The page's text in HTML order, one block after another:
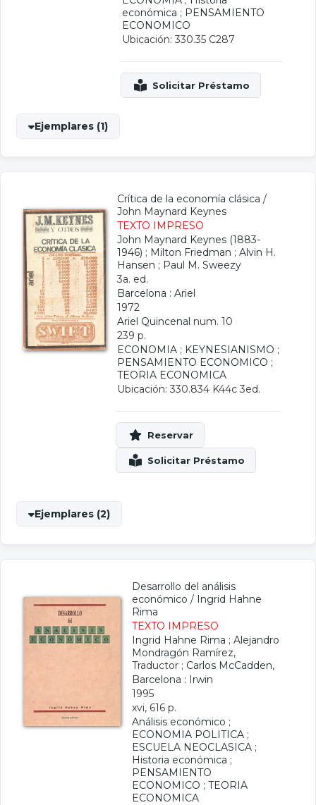
económica ; PENSAMIENTO
ECONOMICO
Ubicación: 330.35 C287
Ejemplares (1)
Crítica de la economía clásica /
John Maynard Keynes
TEXTO IMPRESO
John Maynard Keynes (1883-
1946) ; Milton Friedman ; Alvin H.
Hansen ; Paul M. Sweezy
3a. ed.
Barcelona : Ariel
1972
Ariel Quincenal num. 10
239 p.
ECONOMIA ; KEYNESIANISMO ;
PENSAMIENTO ECONOMICO ;
TEORIA ECONOMICA
Ubicación: 330.834 K44c 3ed.
Ejemplares (2)
Desarrollo del análisis
económico / Ingrid Hahne
Rima
TEXTO IMPRESO
Ingrid Hahne Rima ; Alejandro
Mondragón Ramírez,
Traductor ; Carlos McCadden,
Barcelona : Irwin
1995
xvi, 616 p.
Análisis económico ;
ECONOMIA POLITICA ;
ESCUELA NEOCLASICA ;
Historia económica ;
PENSAMIENTO
ECONOMICO ; TEORIA
ECONOMICA